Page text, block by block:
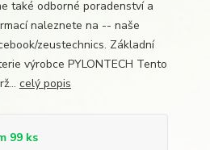
také odborné poradenství a
naleznete na -- naše
zeustechnics. Základní
výrobce PYLONTECH Tento
celý popis
99 ks